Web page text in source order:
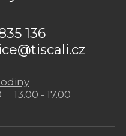
136
13.00 - 17.00